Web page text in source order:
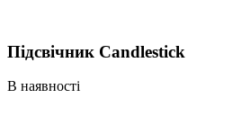
Підсвічник Candlestick
В наявності